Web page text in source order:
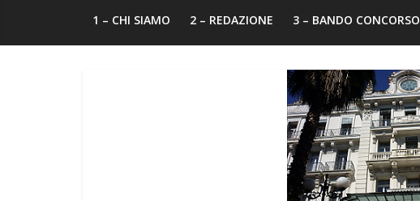
1 – CHI SIAMO 2 – REDAZIONE 3 – BANDO CONCORSO